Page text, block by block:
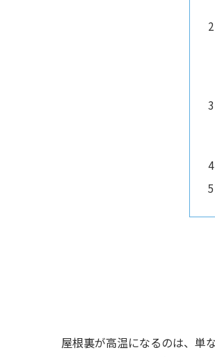
屋根裏が高温になるのは、単